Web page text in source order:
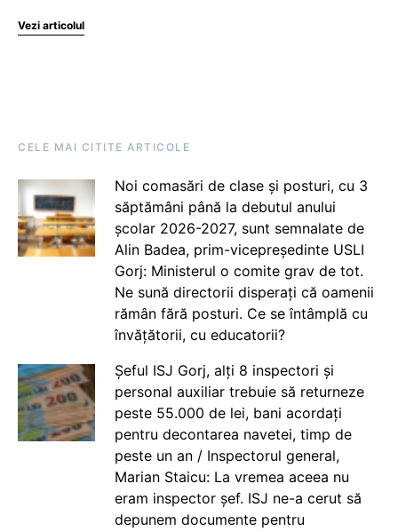
Vezi articolul
CELE MAI CITITE ARTICOLE
Noi comasări de clase și posturi, cu 3
săptămâni până la debutul anului
școlar 2026-2027, sunt semnalate de
Alin Badea, prim-vicepreședinte USLI
Gorj: Ministerul o comite grav de tot.
Ne sună directorii disperați că oamenii
rămân fără posturi. Ce se întâmplă cu
învățătorii, cu educatorii?
Șeful ISJ Gorj, alți 8 inspectori și
personal auxiliar trebuie să returneze
peste 55.000 de lei, bani acordați
pentru decontarea navetei, timp de
peste un an / Inspectorul general,
Marian Staicu: La vremea aceea nu
eram inspector șef. ISJ ne-a cerut să
depunem documente pentru